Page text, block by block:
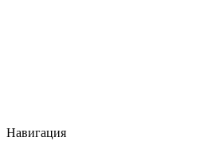
Навигация